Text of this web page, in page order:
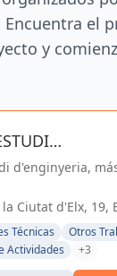
Encuentra el
y
S.L.
d'enginyeria,
e Ingeniería
Ciutat d'Elx, 19,
Técnicas
Otros
Actividades
+3